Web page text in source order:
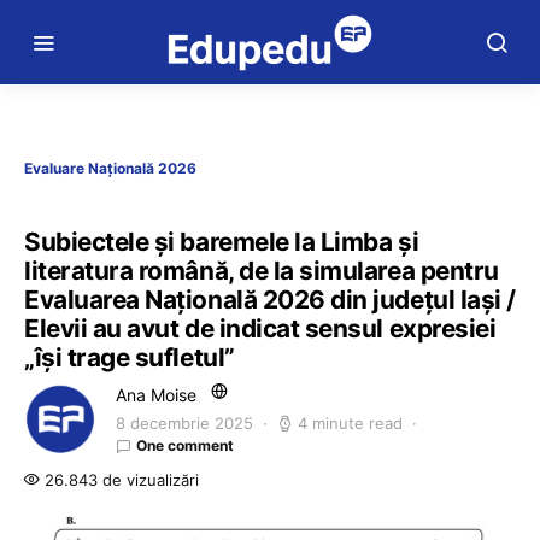
Evaluare Națională 2026
Subiectele și baremele la Limba și
literatura română, de la simularea pentru
Evaluarea Națională 2026 din județul Iași /
Elevii au avut de indicat sensul expresiei
„își trage sufletul”
Ana Moise
8 decembrie 2025 4 minute read
One comment
26.843 de vizualizări